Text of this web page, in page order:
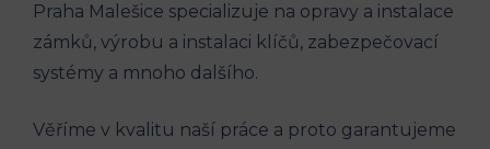
Praha Malešice specializuje na opravy a instalace
zámků, výrobu a instalaci klíčů, zabezpečovací
systémy a mnoho dalšího.
Věříme v kvalitu naší práce a proto garantujeme